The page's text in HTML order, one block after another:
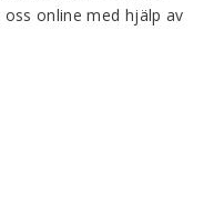
online med hjälp av